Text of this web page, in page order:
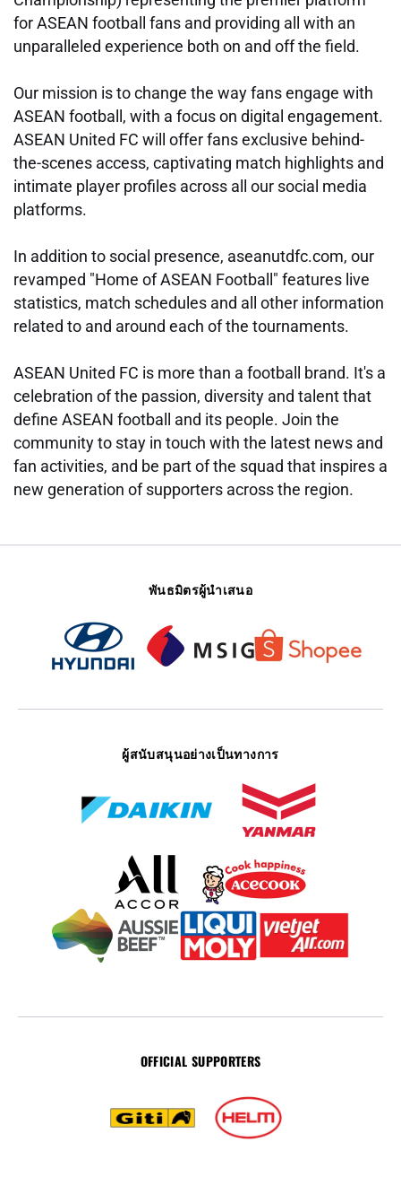
for ASEAN football fans and providing all with an
unparalleled experience both on and off the field.
Our mission is to change the way fans engage with
ASEAN football, with a focus on digital engagement.
ASEAN United FC will offer fans exclusive behind-
the-scenes access, captivating match highlights and
intimate player profiles across all our social media
platforms.
In addition to social presence, aseanutdfc.com, our
revamped "Home of ASEAN Football" features live
statistics, match schedules and all other information
related to and around each of the tournaments.
ASEAN United FC is more than a football brand. It's a
celebration of the passion, diversity and talent that
define ASEAN football and its people. Join the
community to stay in touch with the latest news and
fan activities, and be part of the squad that inspires a
new generation of supporters across the region.
พันธมิตรผู้นำเสนอ
ผู้สนับสนุนอย่างเป็นทางการ
OFFICIAL SUPPORTERS